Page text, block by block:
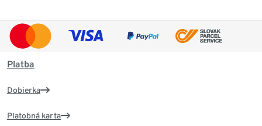
Platba
Dobierka
Platobná karta